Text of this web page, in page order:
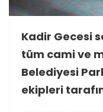
Kadir Gecesi
tüm cami ve
Belediyesi
ekipleri